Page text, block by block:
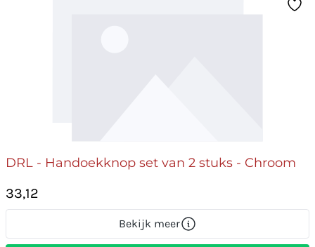
DRL - Handoekknop set van 2 stuks - Chroom
33,12
Bekijk meer